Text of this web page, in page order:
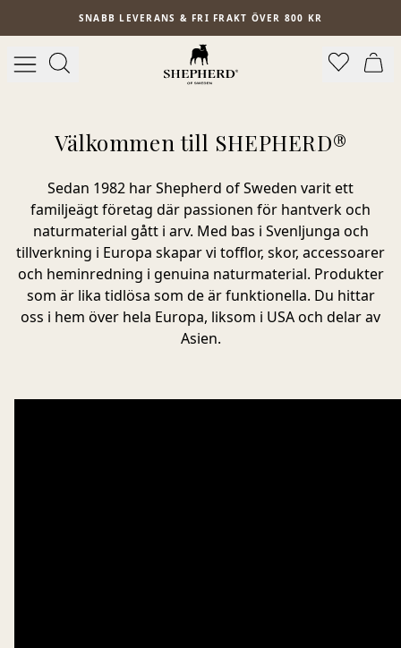
Hoppa till huvudinnehåll
SNABB LEVERANS & FRI FRAKT ÖVER 800 KR
Välkommen till SHEPHERD®
Sedan 1982 har Shepherd of Sweden varit ett
familjeägt företag där passionen för hantverk och
naturmaterial gått i arv. Med bas i Svenljunga och
tillverkning i Europa skapar vi tofflor, skor, accessoarer
och heminredning i genuina naturmaterial. Produkter
som är lika tidlösa som de är funktionella. Du hittar
oss i hem över hela Europa, liksom i USA och delar av
Asien.